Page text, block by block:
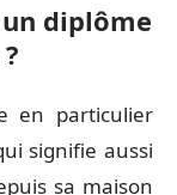
un diplôme
en particulier
signifie aussi
sa maison